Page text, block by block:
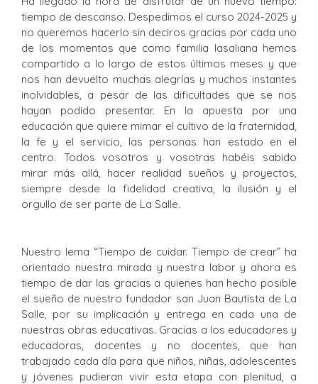
tiempo de descanso. Despedimos el curso 2024-2025 y
no queremos hacerlo sin deciros gracias por cada uno
de los momentos que como familia lasaliana hemos
compartido a lo largo de estos últimos meses y que
nos han devuelto muchas alegrías y muchos instantes
inolvidables, a pesar de las dificultades que se nos
hayan podido presentar. En la apuesta por una
educación que quiere mimar el cultivo de la fraternidad,
la fe y el servicio, las personas han estado en el
centro. Todos vosotros y vosotras habéis sabido
mirar más allá, hacer realidad sueños y proyectos,
siempre desde la fidelidad creativa, la ilusión y el
orgullo de ser parte de La Salle.
Nuestro lema “Tiempo de cuidar. Tiempo de crear” ha
orientado nuestra mirada y nuestra labor y ahora es
tiempo de dar las gracias a quienes han hecho posible
el sueño de nuestro fundador san Juan Bautista de La
Salle, por su implicación y entrega en cada una de
nuestras obras educativas. Gracias a los educadores y
educadoras, docentes y no docentes, que han
trabajado cada día para que niños, niñas, adolescentes
y jóvenes pudieran vivir esta etapa con plenitud, a